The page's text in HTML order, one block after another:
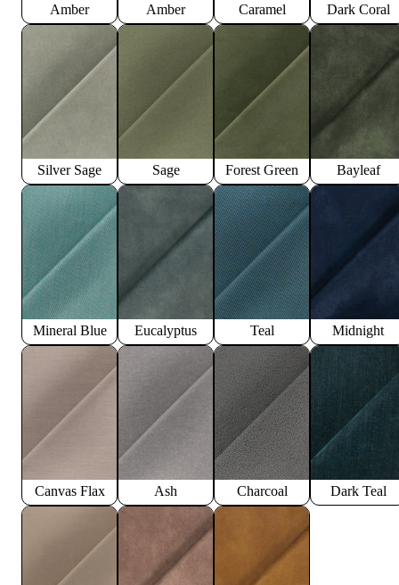
Amber Amber Caramel Dark Coral
Silver Sage Sage Forest Green Bayleaf
Mineral Blue Eucalyptus Teal Midnight
Canvas Flax Ash Charcoal Dark Teal